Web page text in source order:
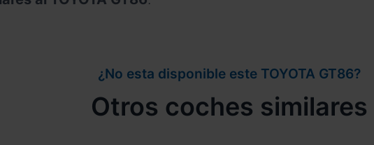
¿No esta disponible este TOYOTA GT86?
Otros coches similares